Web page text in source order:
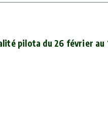
pilota du 26 février au